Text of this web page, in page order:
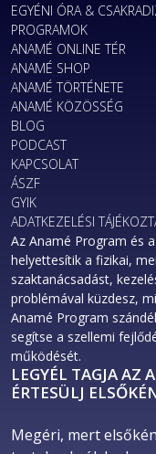
EGYÉNI ÓRA &
PROGRAMOK
ANAMÉ ONLINE TÉR
ANAMÉ SHOP
ANAMÉ TÖRTÉNETE
ANAMÉ KÖZÖSSÉG
BLOG
PODCAST
KAPCSOLAT
ÁSZF
GYIK
ADATKEZELÉSI
Az Anamé Program és
helyettesítik a fizikai,
szaktanácsadást,
problémával küzdesz,
Anamé Program
segítse a szellemi
működését.
LEGYÉL TAGJA AZ
ÉRTESÜLJ
Megéri, mert